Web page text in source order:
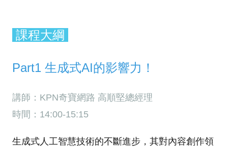
課程大綱
Part1 生成式AI的影響力！
講師：KPN奇寶網路 高順堅總經理
時間：14:00-15:15
生成式人工智慧技術的不斷進步，其對內容創作領